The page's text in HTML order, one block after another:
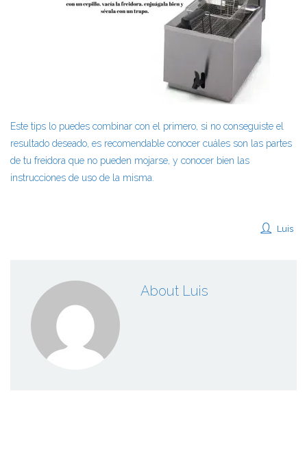
Este tips lo puedes combinar con el primero, si no conseguiste el
resultado deseado, es recomendable conocer cuáles son las partes
de tu freidora que no pueden mojarse, y conocer bien las
instrucciones de uso de la misma.
Luis
About Luis